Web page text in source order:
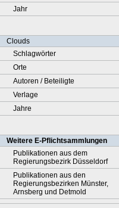
Jahr
Clouds
Schlagwörter
Orte
Autoren / Beteiligte
Verlage
Jahre
Weitere E-Pflichtsammlungen
Publikationen aus dem
Regierungsbezirk Düsseldorf
Publikationen aus den
Regierungsbezirken Münster,
Arnsberg und Detmold